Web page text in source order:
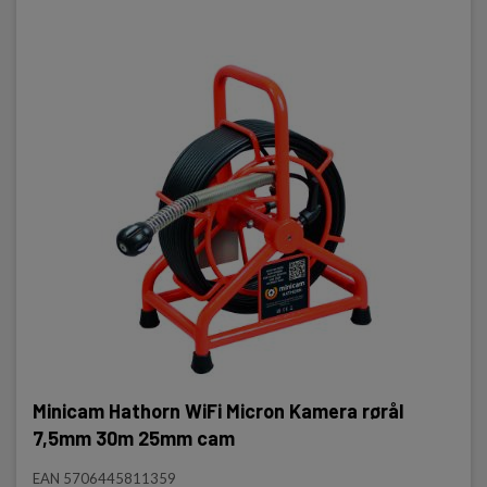
Minicam Hathorn WiFi Micron Kamera rørål
7,5mm 30m 25mm cam
EAN 5706445811359